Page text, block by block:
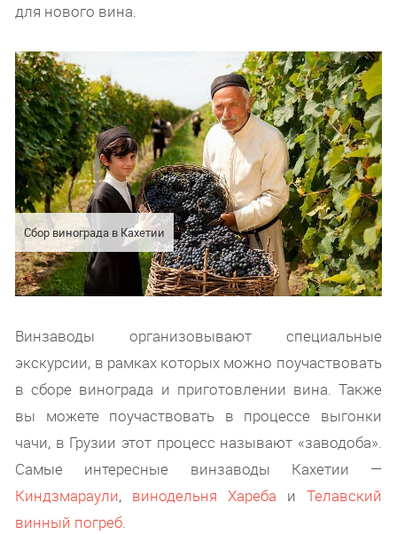
для нового вина.
Сбор винограда в Кахетии
Винзаводы организовывают специальные
экскурсии, в рамках которых можно поучаствовать
в сборе винограда и приготовлении вина. Также
вы можете поучаствовать в процессе выгонки
чачи, в Грузии этот процесс называют «заводоба».
Самые интересные винзаводы Кахетии —
Киндзмараули, винодельня Хареба и Телавский
винный погреб.